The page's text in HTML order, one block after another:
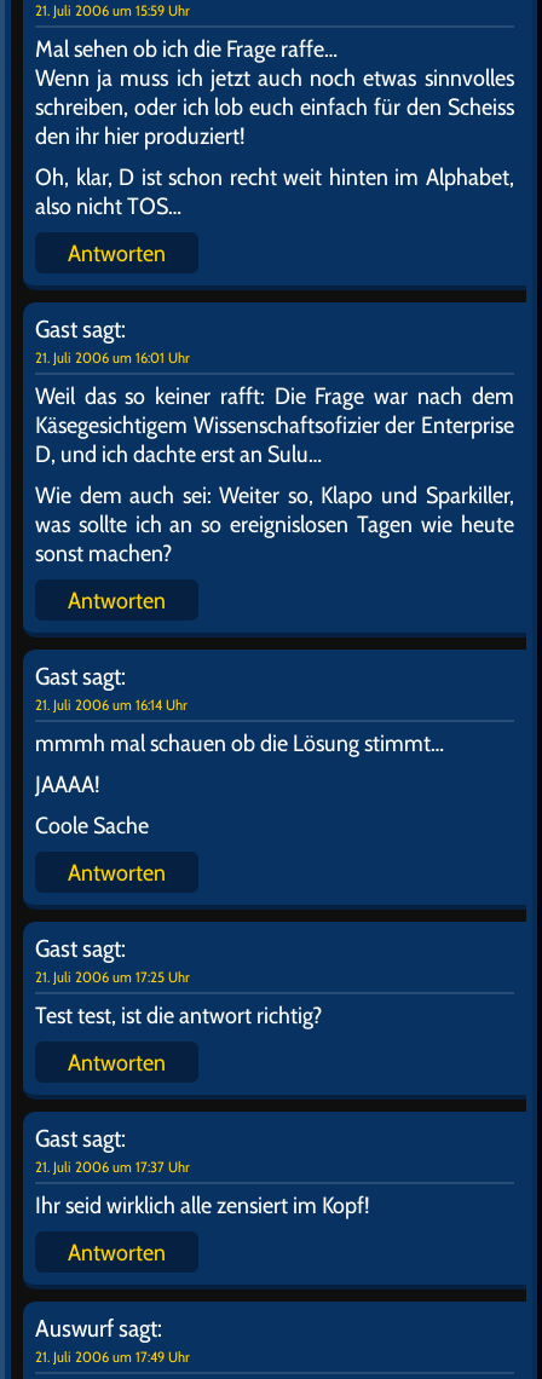
21. Juli 2006 um 15:59 Uhr
Mal sehen ob ich die Frage raffe…
Wenn ja muss ich jetzt auch noch etwas sinnvolles
schreiben, oder ich lob euch einfach für den Scheiss
den ihr hier produziert!
Oh, klar, D ist schon recht weit hinten im Alphabet,
also nicht TOS…
Antworten
Gastsagt:
21. Juli 2006 um 16:01 Uhr
Weil das so keiner rafft: Die Frage war nach dem
Käsegesichtigem Wissenschaftsofizier der Enterprise
D, und ich dachte erst an Sulu…
Wie dem auch sei: Weiter so, Klapo und Sparkiller,
was sollte ich an so ereignislosen Tagen wie heute
sonst machen?
Antworten
Gastsagt:
21. Juli 2006 um 16:14 Uhr
mmmh mal schauen ob die Lösung stimmt…
JAAAA!
Coole Sache
Antworten
Gastsagt:
21. Juli 2006 um 17:25 Uhr
Test test, ist die antwort richtig?
Antworten
Gastsagt:
21. Juli 2006 um 17:37 Uhr
Ihr seid wirklich alle zensiert im Kopf!
Antworten
Auswurfsagt:
21. Juli 2006 um 17:49 Uhr